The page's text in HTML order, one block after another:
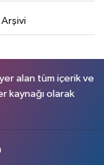
alan tüm içerik ve
kaynağı olarak